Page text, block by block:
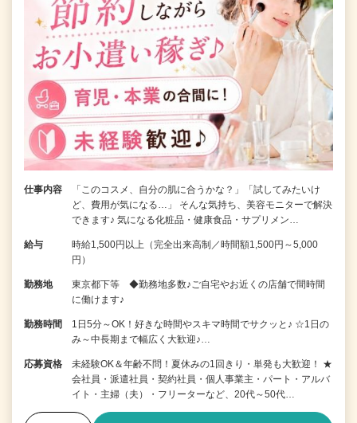
仕事内容
「このコスメ、自分の肌に合うかな？」「試してみたいけ
ど、費用が気になる…」 そんな気持ち、美容モニターで解決
できます♪ 気になる化粧品・健康食品・サプリメン…
給与
時給1,500円以上（完全出来高制／時間額1,500円～5,000
円）
勤務地
東京都下等 ◆勤務地多数♪ご自宅やお近くの店舗で間時間
に働けます♪
勤務時間
1日5分～OK！好きな時間やスキマ時間でサクッと♪ ☆1日の
み～中長期まで幅広く大歓迎♪…
応募資格
未経験OK＆年齢不問！夏休みの1回きり・単発も大歓迎！ ★
会社員・派遣社員・契約社員・個人事業主・パート・アルバ
イト・主婦（夫）・フリーターなど、20代～50代…